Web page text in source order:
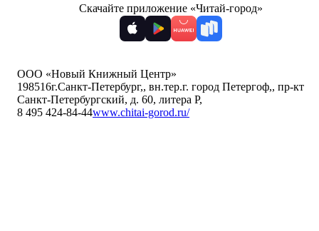
Скачайте приложение «Читай-город»
ООО «Новый Книжный Центр»
198516г.Санкт-Петербург,, вн.тер.г. город Петергоф,, пр-кт
Санкт-Петербургский, д. 60, литера Р,
8 495 424-84-44www.chitai-gorod.ru/